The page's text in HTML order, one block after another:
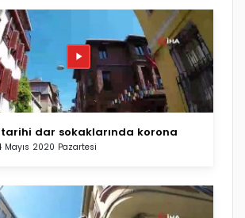
tarihi dar sokaklarında korona
Mayıs 2020 Pazartesi